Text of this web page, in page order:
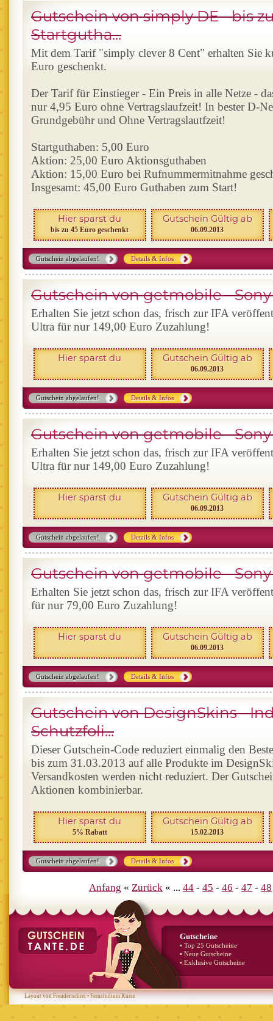
Gutschein von simply DE - bis
Startgutha...
Mit dem Tarif "simply clever 8 Cent" erhalten Sie
Euro geschenkt.
Der Tarif für Einstieger - Ein Preis in alle Netze -
nur 4,95 Euro ohne Vertragslaufzeit! In bester D-
Grundgebühr und Ohne Vertragslautfzeit!
Startguthaben: 5,00 Euro
Aktion: 25,00 Euro Aktionsguthaben
Aktion: 15,00 Euro bei Rufnummermitnahme
Insgesamt: 45,00 Euro Guthaben zum Start!
Hier sparst du
bis zu 45 Euro geschenkt
Gutschein Gültig ab
06.09.2013
Gutschein abgelaufen! Details & Infos
Gutschein von getmobile -
Erhalten Sie jetzt schon das, frisch zur IFA
Ultra für nur 149,00 Euro Zuzahlung!
Hier sparst du Gutschein Gültig ab
06.09.2013
Gutschein abgelaufen! Details & Infos
Gutschein von getmobile -
Erhalten Sie jetzt schon das, frisch zur IFA
Ultra für nur 149,00 Euro Zuzahlung!
Hier sparst du Gutschein Gültig ab
06.09.2013
Gutschein abgelaufen! Details & Infos
Gutschein von getmobile - Sony
Erhalten Sie jetzt schon das, frisch zur IFA
für nur 79,00 Euro Zuzahlung!
Hier sparst du Gutschein Gültig ab
06.09.2013
Gutschein abgelaufen! Details & Infos
Gutschein von DesignSkins -
Schutzfoli...
Dieser Gutschein-Code reduziert einmalig den
bis zum 31.03.2013 auf alle Produkte im
Versandkosten werden nicht reduziert. Der
Aktionen kombinierbar.
Hier sparst du
5% Rabatt
Gutschein Gültig ab
15.02.2013
Gutschein abgelaufen! Details & Infos
Anfang « Zurück « ... 44 - 45 - 46 - 47 - 48
Gutscheine
• Top 25 Gutscheine
• Neue Gutscheine
• Exklusive Gutscheine
Layout von Freudenschrei•Fernstudium Kurse